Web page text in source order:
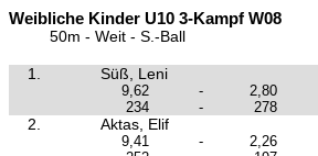
Weibliche Kinder U10 3-Kampf W08
50m - Weit - S.-Ball
1. Süß, Leni
9,62 - 2,80
234
- 278
2. Aktas, Elif
9,41 - 2,26